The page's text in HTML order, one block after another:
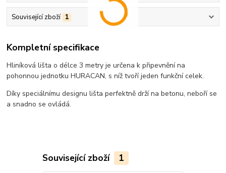
Související zboží 1
Kompletní specifikace
Hliníková lišta o délce 3 metry je určena k připevnění na
pohonnou jednotku HURACAN, s níž tvoří jeden funkční celek.
Díky speciálnímu designu lišta perfektně drží na betonu, neboří se
a snadno se ovládá.
Související zboží 1